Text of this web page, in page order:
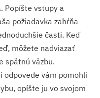
Popíšte vstupy a
požiadavka zahŕňa
časti. Keď
môžete nadviazať
spätnú väzbu.
odpovede vám pomohli
opíšte ju vo svojom